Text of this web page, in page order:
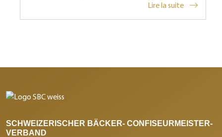
Lire la suite
SCHWEIZERISCHER BÄCKER- CONFISEURMEISTER-
VERBAND